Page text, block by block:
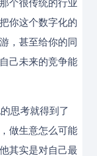
个很传统的行业
你这个数字化的
，甚至给你的同
己未来的竞争能
思考就得到了
做生意怎么可能
其实是对自己最